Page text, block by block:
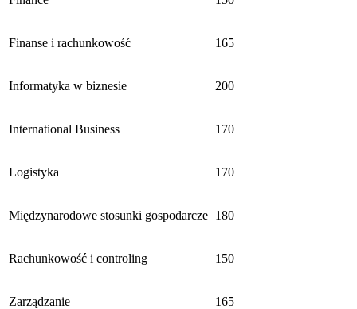
Finanse i rachunkowość 165
Informatyka w biznesie 200
International Business 170
Logistyka 170
Międzynarodowe stosunki gospodarcze 180
Rachunkowość i controling 150
Zarządzanie 165